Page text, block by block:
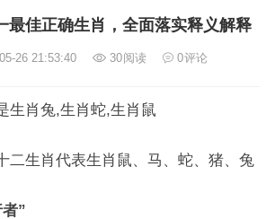
最佳正确生肖，全面落实释义解释
26 21:53:40 30阅读 0评论
生肖兔,生肖蛇,生肖鼠
二生肖代表生肖鼠、马、蛇、猪、兔
”